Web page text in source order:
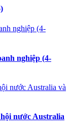
nghiệp (4-
nước Australia